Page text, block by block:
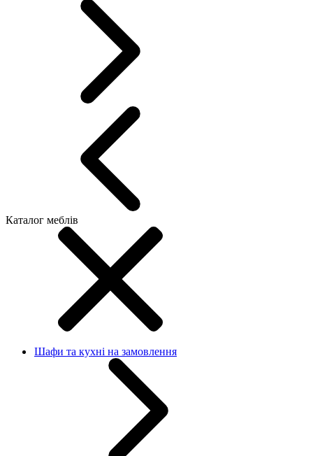
Каталог меблів
Шафи та кухні на замовлення